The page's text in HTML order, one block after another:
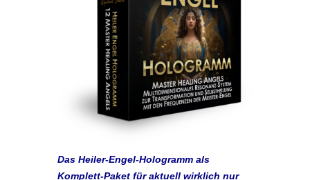
Das Heiler-Engel-Hologramm als
Komplett-Paket für aktuell wirklich nur